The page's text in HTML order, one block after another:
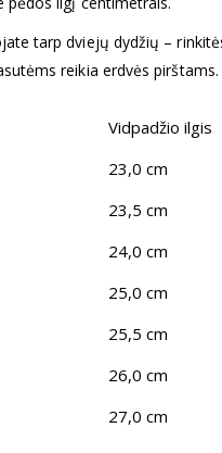
tarp dviejų dydžių –
reikia erdvės pirštams.
Vidpadžio ilgis
23,0 cm
23,5 cm
24,0 cm
25,0 cm
25,5 cm
26,0 cm
27,0 cm